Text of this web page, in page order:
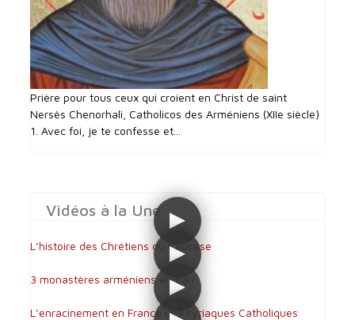
Prière pour tous ceux qui croient en Christ de saint
Nersès Chenorhali, Catholicos des Arméniens (XIIe siècle)
1. Avec foi, je te confesse et...
Vidéos à la Une
L’histoire des Chrétiens du Caucase
3 monastères arméniens en Iran
L’enracinement en France des syriaques Catholiques